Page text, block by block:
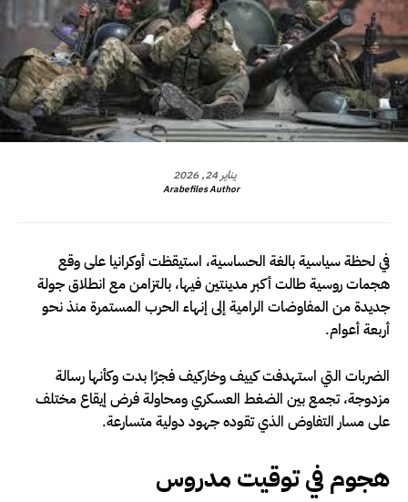
يناير 24, 2026
Arabefiles Author
في لحظة سياسية بالغة الحساسية، استيقظت أوكرانيا على وقع
هجمات روسية طالت أكبر مدينتين فيها، بالتزامن مع انطلاق جولة
جديدة من المفاوضات الرامية إلى إنهاء الحرب المستمرة منذ نحو
أربعة أعوام.
الضربات التي استهدفت كييف وخاركيف فجرًا بدت وكأنها رسالة
مزدوجة، تجمع بين الضغط العسكري ومحاولة فرض إيقاع مختلف
على مسار التفاوض الذي تقوده جهود دولية متسارعة.
هجوم في توقيت مدروس